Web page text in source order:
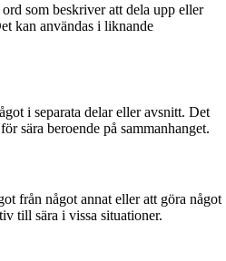
som beskriver att dela upp eller
kan användas i liknande
i separata delar eller avsnitt. Det
sära beroende på sammanhanget.
från något annat eller att göra något
till sära i vissa situationer.